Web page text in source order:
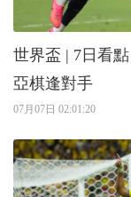
世界盃 | 7日看
亞棋逢對手
07月07日 02:01:20